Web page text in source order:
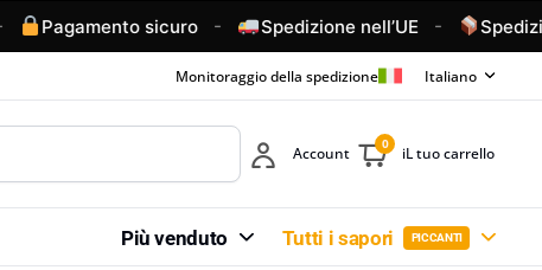
Pagamento sicuro - Spedizione nell’UE -
Monitoraggio della spedizione Italiano
Account 0 iL tuo carrello
Più venduto Tutti i sapori PICCANTI